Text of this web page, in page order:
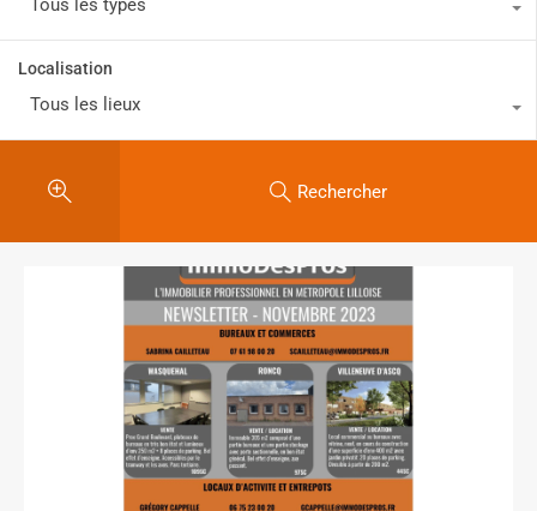
Tous les types
Localisation
Tous les lieux
Rechercher